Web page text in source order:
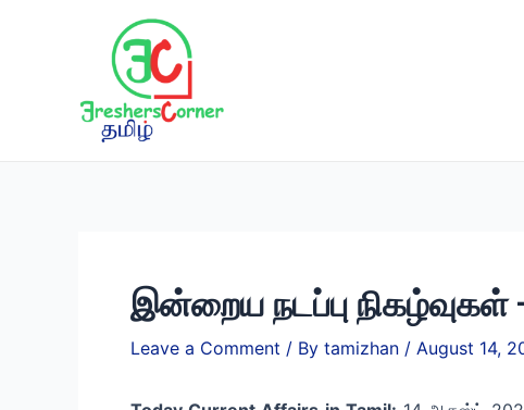
இன்றைய நடப்பு
Leave a Comment / By tamizhan / August 14,